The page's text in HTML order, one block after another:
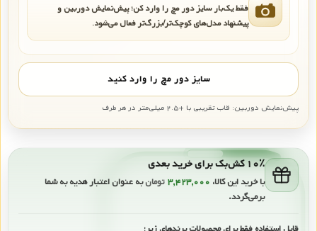
فقط یک‌بار سایز دور مچ را وارد کن؛ پیش‌نمایش دوربین و
پیشنهاد مدل‌های کوچک‌تر/بزرگ‌تر فعال می‌شود.
سایز دور مچ را وارد کنید
پیش‌نمایش دوربین: قاب تقریبی با +۲.۵ میلی‌متر در هر طرف
۱۰٪ کش‌بک برای خرید بعدی
با خرید این کالا، ۳,۴۲۳,۰۰۰ تومانبه عنوان اعتبار هدیه به شما
برمی‌گردد.